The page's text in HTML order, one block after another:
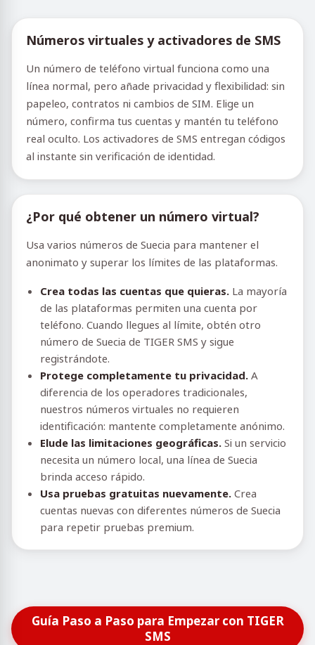
Números virtuales y activadores de SMS
Un número de teléfono virtual funciona como una
línea normal, pero añade privacidad y flexibilidad: sin
papeleo, contratos ni cambios de SIM. Elige un
número, confirma tus cuentas y mantén tu teléfono
real oculto. Los activadores de SMS entregan códigos
al instante sin verificación de identidad.
¿Por qué obtener un número virtual?
Usa varios números de Suecia para mantener el
anonimato y superar los límites de las plataformas.
Crea todas las cuentas que quieras. La mayoría
de las plataformas permiten una cuenta por
teléfono. Cuando llegues al límite, obtén otro
número de Suecia de TIGER SMS y sigue
registrándote.
Protege completamente tu privacidad. A
diferencia de los operadores tradicionales,
nuestros números virtuales no requieren
identificación: mantente completamente anónimo.
Elude las limitaciones geográficas. Si un servicio
necesita un número local, una línea de Suecia
brinda acceso rápido.
Usa pruebas gratuitas nuevamente. Crea
cuentas nuevas con diferentes números de Suecia
para repetir pruebas premium.
Guía Paso a Paso para Empezar con TIGER
SMS